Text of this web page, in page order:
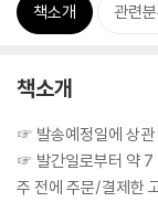
책소개 관련
책소개
☞ 발송예정일에 상관
☞ 발간일로부터 약 7
주 전에 주문/결제한